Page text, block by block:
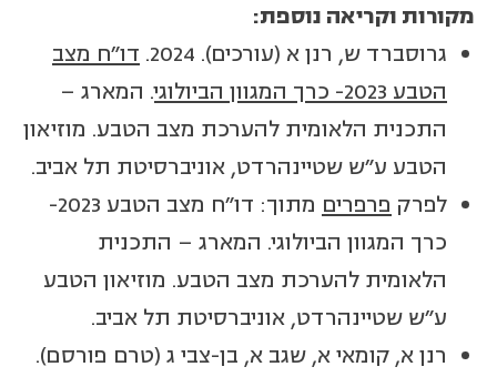
מקורות וקריאה נוספת:
גרוסברד ש, רנן א (עורכים). 2024.
דו"ח מצב
הטבע 2023- כרך המגוון הביולוגי
. המארג –
התכנית הלאומית להערכת מצב הטבע. מוזיאון
הטבע ע"ש שטיינהרדט, אוניברסיטת תל אביב.
לפרק פרפרים
מתוך: דו"ח מצב הטבע 2023-
כרך המגוון הביולוגי. המארג – התכנית
הלאומית להערכת מצב הטבע. מוזיאון הטבע
ע"ש שטיינהרדט, אוניברסיטת תל אביב.
רנן א, קומאי א, שגב א, בן-צבי ג (טרם פורסם).